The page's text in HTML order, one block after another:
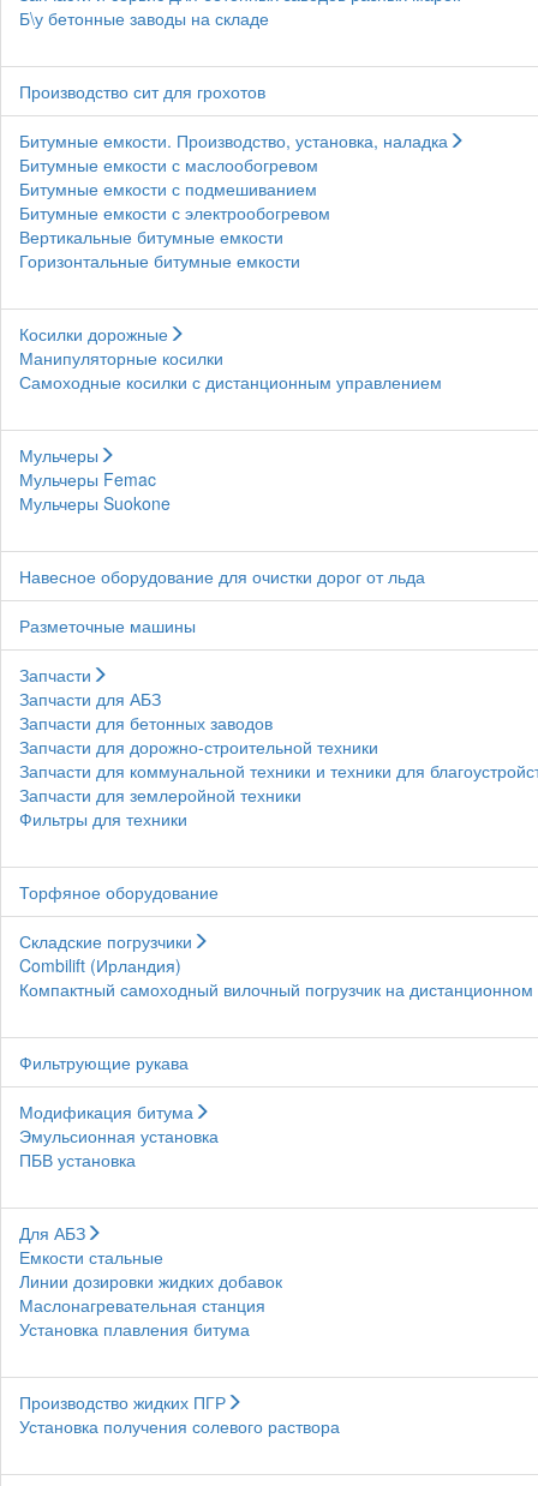
Б\у бетонные заводы на складе
Производство сит для грохотов
Битумные емкости. Производство, установка, наладка
Битумные емкости с маслообогревом
Битумные емкости с подмешиванием
Битумные емкости с электрообогревом
Вертикальные битумные емкости
Горизонтальные битумные емкости
Косилки дорожные
Манипуляторные косилки
Самоходные косилки с дистанционным управлением
Мульчеры
Мульчеры Femac
Мульчеры Suokone
Навесное оборудование для очистки дорог от льда
Разметочные машины
Запчасти
Запчасти для АБЗ
Запчасти для бетонных заводов
Запчасти для дорожно-строительной техники
Запчасти для коммунальной техники и техники для
Запчасти для землеройной техники
Фильтры для техники
Торфяное оборудование
Складские погрузчики
Combilift (Ирландия)
Компактный самоходный вилочный погрузчик на
Фильтрующие рукава
Модификация битума
Эмульсионная установка
ПБВ установка
Для АБЗ
Емкости стальные
Линии дозировки жидких добавок
Маслонагревательная станция
Установка плавления битума
Производство жидких ПГР
Установка получения солевого раствора